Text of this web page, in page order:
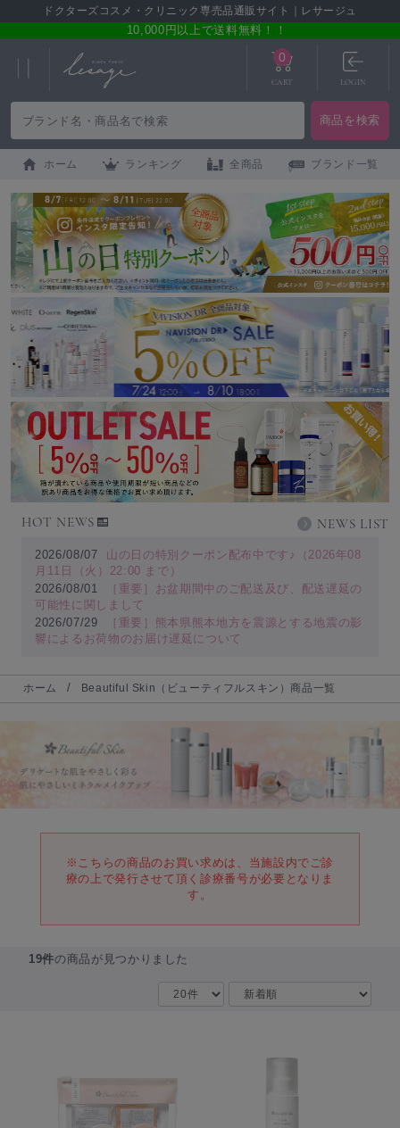
ドクターズコスメ・クリニック専売品通販サイト｜レサージュ
10,000円以上で送料無料！！
0
CART LOGIN
ホーム ランキング 全商品 ブランド一覧
HOT NEWS NEWS LIST
2026/08/07
山の日の特別クーポン配布中です♪（2026年08
月11日（火）22:00 まで）
2026/08/01
［重要］お盆期間中のご配送及び、配送遅延の
可能性に関しまして
2026/07/29
［重要］熊本県熊本地方を震源とする地震の影
響によるお荷物のお届け遅延について
ホーム Beautiful Skin（ビューティフルスキン）商品一覧
※こちらの商品のお買い求めは、当施設内でご診
療の上で発行させて頂く診療番号が必要となりま
す。
19件の商品が見つかりました